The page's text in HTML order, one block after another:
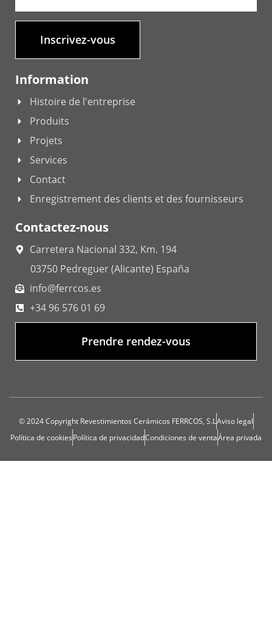
Inscrivez-vous
Information
Histoire de l'entreprise
Produits
Projets
Services
Contact
Enregistrement des clients et des fournisseurs
Contactez-nous
Carretera Nacional 332, Km. 194
03750 Pedreguer (Alicante) España
info@ferrcos.es
+34 96 576 01 69
Prendre rendez-vous
© 2024 Copyright Revestimientos Cerámicos FERRCOS, S.LAviso legal
Política de cookiesPolítica de privacidadCondiciones de ventaÁrea privada